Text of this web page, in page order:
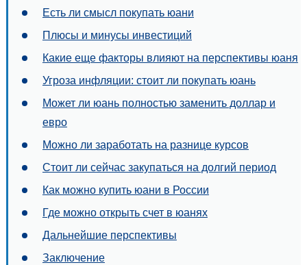
Есть ли смысл покупать юани
Плюсы и минусы инвестиций
Какие еще факторы влияют на перспективы юаня
Угроза инфляции: стоит ли покупать юань
Может ли юань полностью заменить доллар и
евро
Можно ли заработать на разнице курсов
Стоит ли сейчас закупаться на долгий период
Как можно купить юани в России
Где можно открыть счет в юанях
Дальнейшие перспективы
Заключение